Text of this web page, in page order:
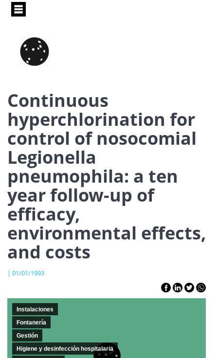
Pasar
principal
Continuous
hyperchlorination for
control of nosocomial
Legionella
pneumophila: a ten
year follow-up of
efficacy,
environmental effects,
and costs
| 01/01/1993
Instalaciones
Fontanería
Gestión
Higiene y desinfección hospitalaria